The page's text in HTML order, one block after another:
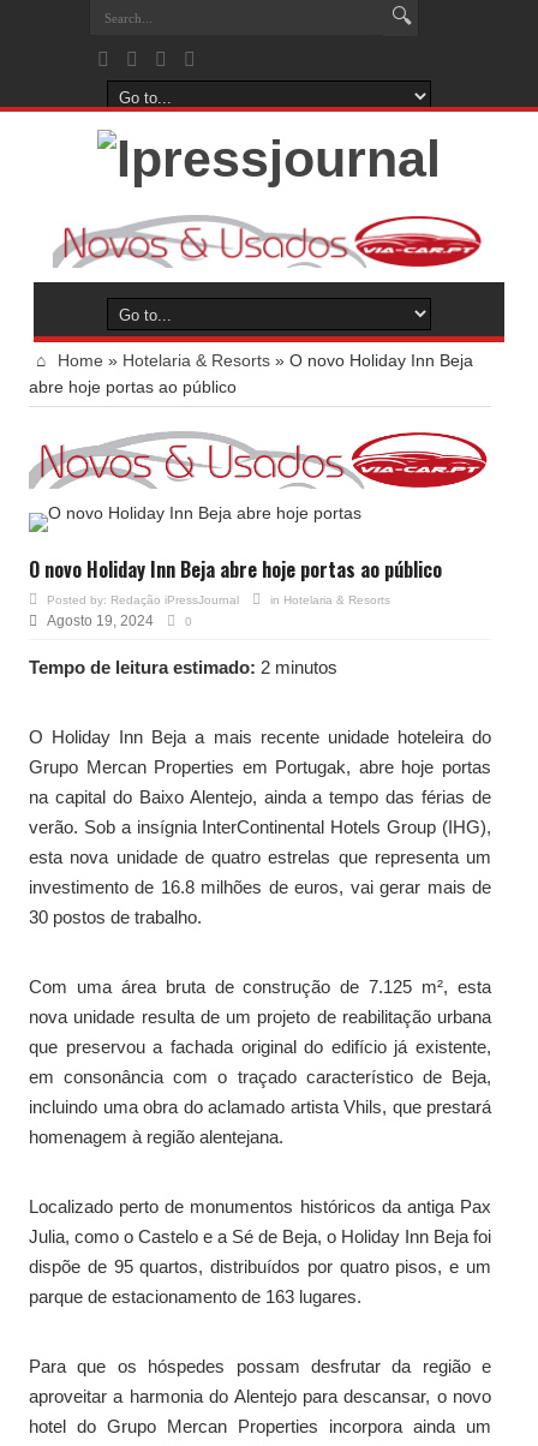
Home » Hotelaria & Resorts » O novo Holiday Inn Beja
abre hoje portas ao público
O novo Holiday Inn Beja abre hoje portas ao público
Posted by: Redação iPressJournal in Hotelaria & Resorts
Agosto 19, 2024 0
Tempo de leitura estimado: 2 minutos
O Holiday Inn Beja a mais recente unidade hoteleira do
Grupo Mercan Properties em Portugak, abre hoje portas
na capital do Baixo Alentejo, ainda a tempo das férias de
verão. Sob a insígnia InterContinental Hotels Group (IHG),
esta nova unidade de quatro estrelas que representa um
investimento de 16.8 milhões de euros, vai gerar mais de
30 postos de trabalho.
Com uma área bruta de construção de 7.125 m², esta
nova unidade resulta de um projeto de reabilitação urbana
que preservou a fachada original do edifício já existente,
em consonância com o traçado característico de Beja,
incluindo uma obra do aclamado artista Vhils, que prestará
homenagem à região alentejana.
Localizado perto de monumentos históricos da antiga Pax
Julia, como o Castelo e a Sé de Beja, o Holiday Inn Beja foi
dispõe de 95 quartos, distribuídos por quatro pisos, e um
parque de estacionamento de 163 lugares.
Para que os hóspedes possam desfrutar da região e
aproveitar a harmonia do Alentejo para descansar, o novo
hotel do Grupo Mercan Properties incorpora ainda um